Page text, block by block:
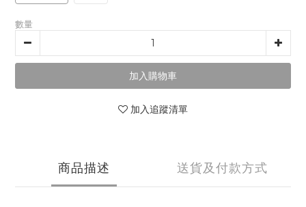
數量
加入購物車
加入追蹤清單
商品描述 送貨及付款方式